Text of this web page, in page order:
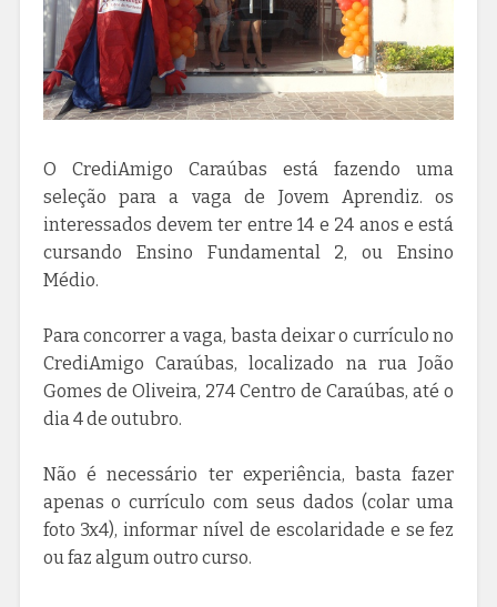
O CrediAmigo Caraúbas está fazendo uma
seleção para a vaga de Jovem Aprendiz. os
interessados devem ter entre 14 e 24 anos e está
cursando Ensino Fundamental 2, ou Ensino
Médio.
Para concorrer a vaga, basta deixar o currículo no
CrediAmigo Caraúbas, localizado na rua João
Gomes de Oliveira, 274 Centro de Caraúbas, até o
dia 4 de outubro.
Não é necessário ter experiência, basta fazer
apenas o currículo com seus dados (colar uma
foto 3x4), informar nível de escolaridade e se fez
ou faz algum outro curso.